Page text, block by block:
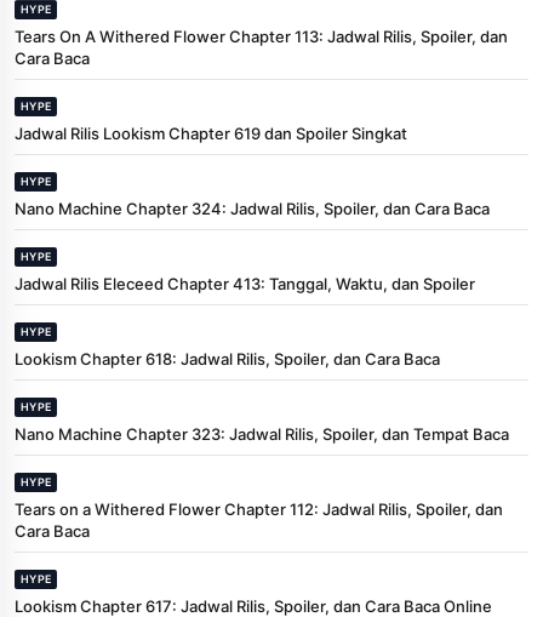
HYPE
Tears On A Withered Flower Chapter 113: Jadwal Rilis, Spoiler, dan
Cara Baca
HYPE
Jadwal Rilis Lookism Chapter 619 dan Spoiler Singkat
HYPE
Nano Machine Chapter 324: Jadwal Rilis, Spoiler, dan Cara Baca
HYPE
Jadwal Rilis Eleceed Chapter 413: Tanggal, Waktu, dan Spoiler
HYPE
Lookism Chapter 618: Jadwal Rilis, Spoiler, dan Cara Baca
HYPE
Nano Machine Chapter 323: Jadwal Rilis, Spoiler, dan Tempat Baca
HYPE
Tears on a Withered Flower Chapter 112: Jadwal Rilis, Spoiler, dan
Cara Baca
HYPE
Lookism Chapter 617: Jadwal Rilis, Spoiler, dan Cara Baca Online